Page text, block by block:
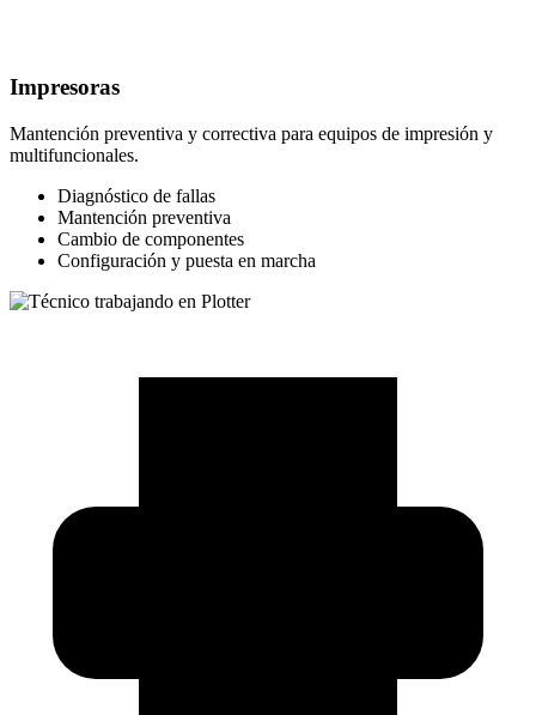
Impresoras
Mantención preventiva y correctiva para equipos de impresión y
multifuncionales.
Diagnóstico de fallas
Mantención preventiva
Cambio de componentes
Configuración y puesta en marcha